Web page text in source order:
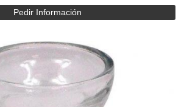
Pedir Información